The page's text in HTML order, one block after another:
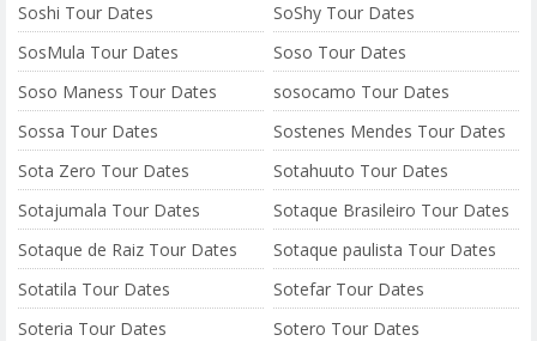
Soshi Tour Dates
SoShy Tour Dates
SosMula Tour Dates
Soso Tour Dates
Soso Maness Tour Dates
sosocamo Tour Dates
Sossa Tour Dates
Sostenes Mendes Tour Dates
Sota Zero Tour Dates
Sotahuuto Tour Dates
Sotajumala Tour Dates
Sotaque Brasileiro Tour Dates
Sotaque de Raiz Tour Dates
Sotaque paulista Tour Dates
Sotatila Tour Dates
Sotefar Tour Dates
Soteria Tour Dates
Sotero Tour Dates